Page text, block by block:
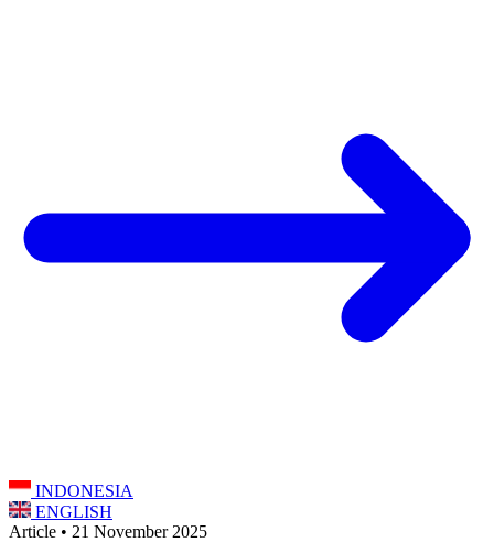
INDONESIA
ENGLISH
Article • 21 November 2025